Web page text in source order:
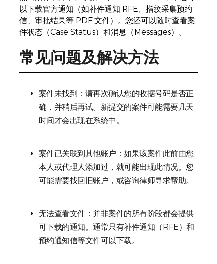
以下载官方通知（如补件通知 RFE、指纹采集预约
信、审批结果等 PDF 文件）。您还可以随时查看案
件状态（Case Status）和消息（Messages）。
常见问题及解决方法
案件未找到：请再次确认您的收据号码是否正
确，并稍后再试。新提交的案件可能需要几天
时间才会出现在系统中。
案件已关联到其他账户：如果该案件此前由您
本人或代理人添加过，就可能出现此情况。您
可能需要找回旧账户，或咨询律师寻求帮助。
无法查看文件：并非案件的所有阶段都会提供
可下载的通知。通常只有补件通知（RFE）和
预约通知信等文件可以下载。